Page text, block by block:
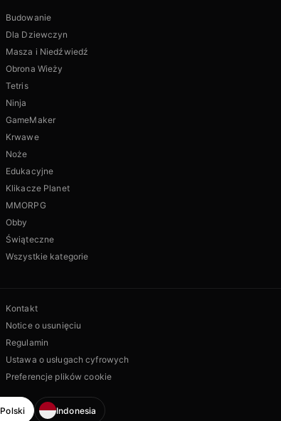
Budowanie
Dla Dziewczyn
Masza i Niedźwiedź
Obrona Wieży
Tetris
Ninja
GameMaker
Krwawe
Noże
Edukacyjne
Klikacze Planet
MMORPG
Obby
Świąteczne
Wszystkie kategorie
Kontakt
Notice o usunięciu
Regulamin
Ustawa o usługach cyfrowych
Preferencje plików cookie
Polski Indonesia